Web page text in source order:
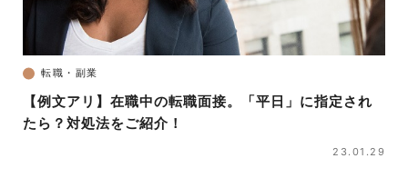
転職・副業
【例文アリ】在職中の転職面接。「平日」に指定され
たら？対処法をご紹介！
23.01.29